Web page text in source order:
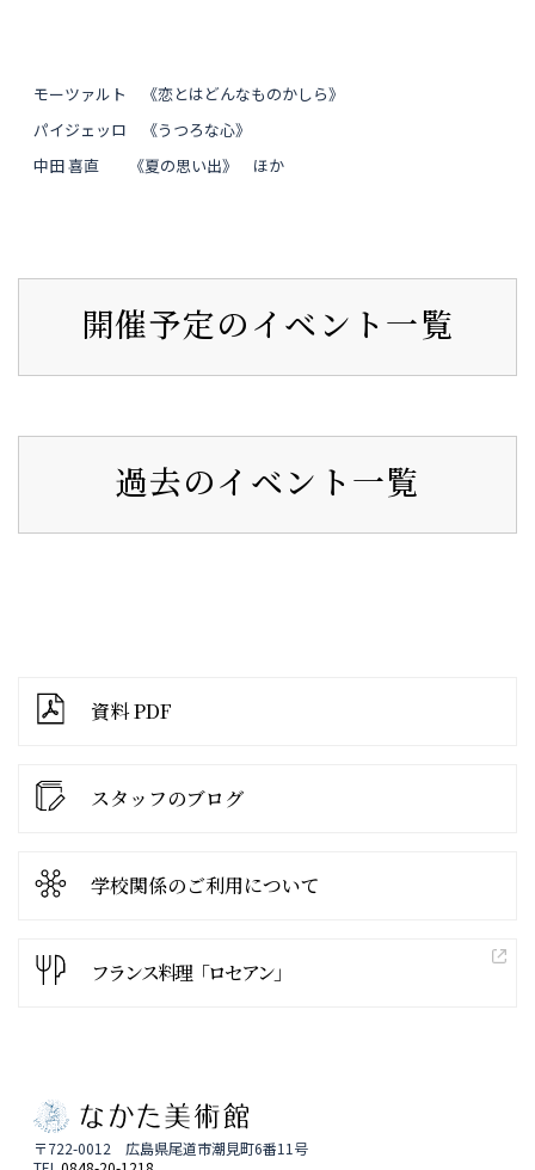
モーツァルト 《恋とはどんなものかしら》
パイジェッロ 《うつろな心》
中田 喜直 《夏の思い出》 ほか
開催予定のイベント一覧
過去のイベント一覧
資料 PDF
スタッフのブログ
学校関係のご利用について
フランス料理「ロセアン」
〒722-0012 広島県尾道市潮見町6番11号